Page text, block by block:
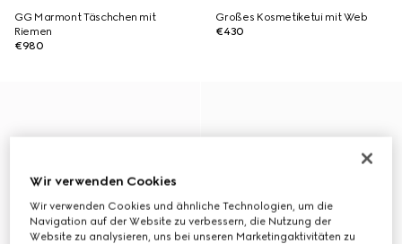
GG Marmont Täschchen mit
Riemen
€980
Großes Kosmetiketui mit Web
€430
Wir verwenden Cookies
Wir verwenden Cookies und ähnliche Technologien, um die
Navigation auf der Website zu verbessern, die Nutzung der
Website zu analysieren, uns bei unseren Marketingaktivitäten zu